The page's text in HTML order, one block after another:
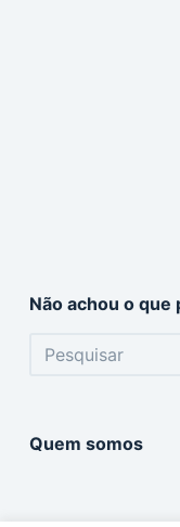
Não achou o que
Quem somos